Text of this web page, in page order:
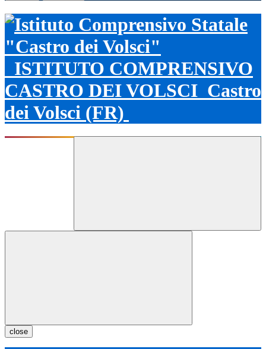
ISTITUTO COMPRENSIVO
CASTRO DEI VOLSCI Castro
dei Volsci (FR)
close